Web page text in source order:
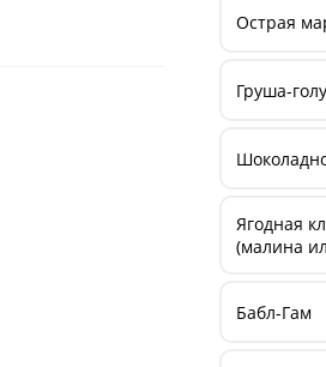
Острая
Груша-
Ягодная
(малина
Бабл-Гам